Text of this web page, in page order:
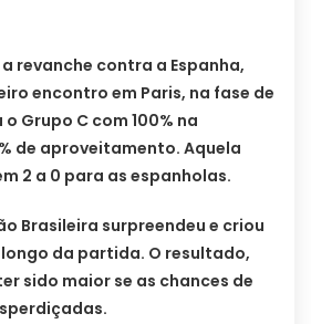
revanche contra a Espanha,
encontro em Paris, na fase de
Grupo C com 100% na
de aproveitamento. Aquela
2 a 0 para as espanholas.
Brasileira surpreendeu e criou
da partida. O resultado,
sido maior se as chances de